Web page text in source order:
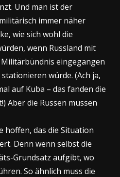
Und man ist der
immer näher
wie sich wohl die
wenn Russland mit
eingegangen
würde. (Ach ja,
auf Kuba – das fanden die
Aber die Russen müssen
hoffen, das die Situation
Denn wenn selbst die
Grundsatz aufgibt, wo
So ähnlich muss die